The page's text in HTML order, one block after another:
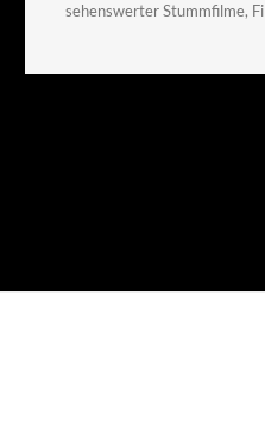
sehenswerter Stummfilme,